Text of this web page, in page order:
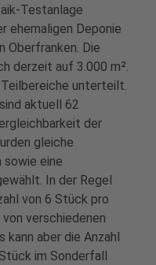
Testanlage
ehemaligen Deponie
Oberfranken. Die
derzeit auf 3.000 m².
unterteilt.
aktuell 62
der
gleiche
sowie eine
In der Regel
von 6 Stück pro
verschiedenen
aber die Anzahl
im Sonderfall